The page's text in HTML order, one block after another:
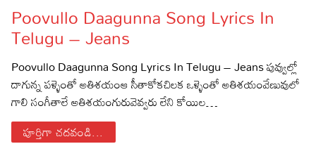
Poovullo Daagunna Song Lyrics In
Telugu – Jeans
Poovullo Daagunna Song Lyrics In Telugu – Jeans పువ్వుల్లో
దాగున్న పళ్ళెంతో అతిశయంఆ సీతాకోకచిలక ఒళ్ళెంతో అతిశయంవేణువులో
గాలి సంగీతాలే అతిశయంగురువెవ్వరు లేని కోయిల…
పూర్తిగా చదవండి...